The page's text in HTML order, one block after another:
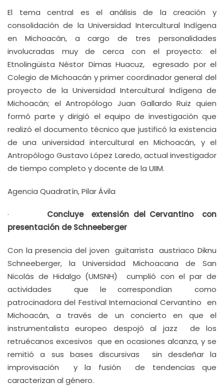
El tema central es el análisis de la creación y
consolidación de la Universidad Intercultural Indígena
en Michoacán, a cargo de tres personalidades
involucradas muy de cerca con el proyecto: el
Etnolingüista Néstor Dimas Huacuz, egresado por el
Colegio de Michoacán y primer coordinador general del
proyecto de la Universidad Intercultural Indígena de
Michoacán; el Antropólogo Juan Gallardo Ruiz quien
formó parte y dirigió el equipo de investigación que
realizó el documento técnico que justificó la existencia
de una universidad intercultural en Michoacán, y el
Antropólogo Gustavo López Laredo, actual investigador
de tiempo completo y docente de la UIIM.
Agencia Quadratín, Pilar Ávila
· Concluye extensión del Cervantino con
presentación de Schneeberger
Con la presencia del joven guitarrista austriaco Diknu
Schneeberger, la Universidad Michoacana de San
Nicolás de Hidalgo (UMSNH) cumplió con el par de
actividades que le correspondían como
patrocinadora del Festival Internacional Cervantino en
Michoacán, a través de un concierto en que el
instrumentalista europeo despojó al jazz de los
retruécanos excesivos que en ocasiones alcanza, y se
remitió a sus bases discursivas sin desdeñar la
improvisación y la fusión de tendencias que
caracterizan al género.